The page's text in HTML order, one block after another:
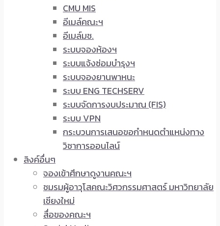
CMU MIS
อีเมล์คณะฯ
อีเมล์มช.
ระบบจองห้องฯ
ระบบแจ้งซ่อมบำรุงฯ
ระบบจองยานพาหนะ
ระบบ ENG TECHSERV
ระบบจัดการงบประมาณ (FIS)
ระบบ VPN
กระบวนการเสนอขอกำหนดตำแหน่งทาง
วิชาการออนไลน์
ลิงค์อื่นๆ
จองเข้าศึกษาดูงานคณะฯ
ชมรมผู้อาวุโสคณะวิศวกรรมศาสตร์ มหาวิทยาลัย
เชียงใหม่
สื่อของคณะฯ